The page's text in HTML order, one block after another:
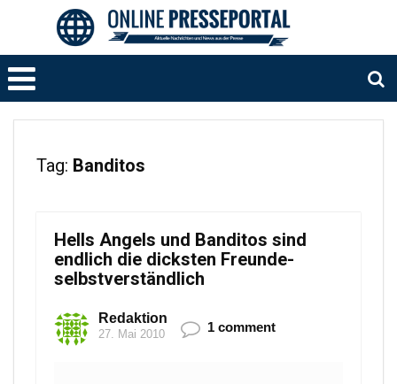
Tag: Banditos
Hells Angels und Banditos sind
endlich die dicksten Freunde-
selbstverständlich
Redaktion
27. Mai 2010 1 comment